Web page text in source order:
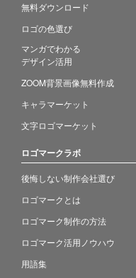
無料ダウンロード
ロゴの色選び
マンガでわかる
デザイン活用
ZOOM背景画像無料作成
キャラマーケット
文字ロゴマーケット
ロゴマークラボ
後悔しない制作会社選び
ロゴマークとは
ロゴマーク制作の方法
ロゴマーク活用ノウハウ
用語集